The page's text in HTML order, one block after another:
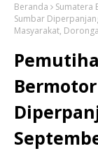
Beranda Sumatera
Sumbar
Masyarakat,